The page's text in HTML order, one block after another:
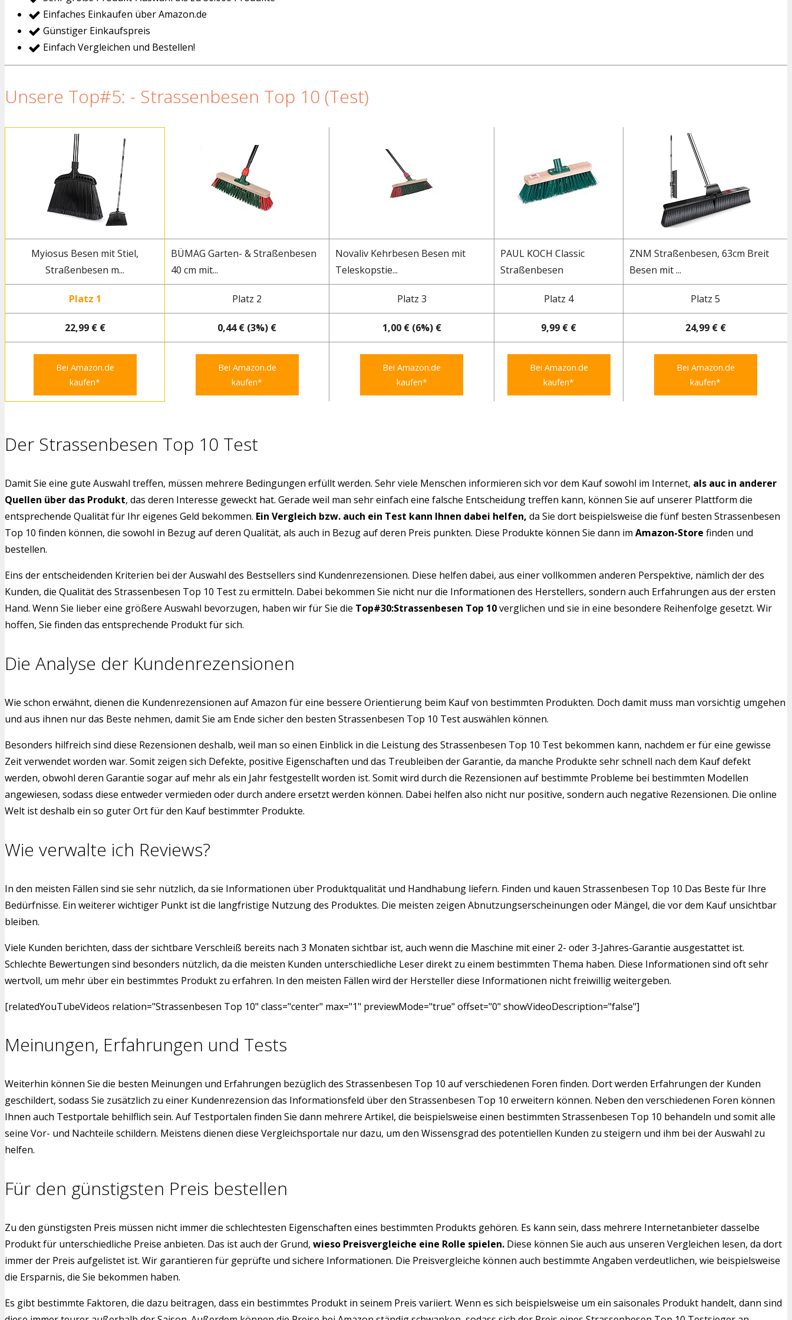
Einfaches Einkaufen über Amazon.de
Günstiger Einkaufspreis
Einfach Vergleichen und Bestellen!
Unsere Top#5: - Strassenbesen Top 10 (Test)
Myiosus Besen mit Stiel,
Straßenbesen m...
BÜMAG Garten- & Straßenbesen
40 cm mit...
Novaliv Kehrbesen Besen mit
Teleskopstie...
PAUL KOCH Classic
Straßenbesen
ZNM Straßenbesen, 63cm Breit
Besen mit ...
Platz 1 Platz 2 Platz 3 Platz 4 Platz 5
22,99 € € 0,44 € (3%) € 1,00 € (6%) € 9,99 € € 24,99 € €
Bei Amazon.de
kaufen*
Bei Amazon.de
kaufen*
Bei Amazon.de
kaufen*
Bei Amazon.de
kaufen*
Bei Amazon.de
kaufen*
Der Strassenbesen Top 10 Test
Damit Sie eine gute Auswahl treffen, müssen mehrere Bedingungen erfüllt werden. Sehr viele Menschen informieren sich vor dem Kauf sowohl im Internet, als auc in anderer
Quellen über das Produkt, das deren Interesse geweckt hat. Gerade weil man sehr einfach eine falsche Entscheidung treffen kann, können Sie auf unserer Plattform die
entsprechende Qualität für Ihr eigenes Geld bekommen. Ein Vergleich bzw. auch ein Test kann Ihnen dabei helfen, da Sie dort beispielsweise die fünf besten Strassenbesen
Top 10 finden können, die sowohl in Bezug auf deren Qualität, als auch in Bezug auf deren Preis punkten. Diese Produkte können Sie dann im Amazon-Store finden und
bestellen.
Eins der entscheidenden Kriterien bei der Auswahl des Bestsellers sind Kundenrezensionen. Diese helfen dabei, aus einer vollkommen anderen Perspektive, nämlich der des
Kunden, die Qualität des Strassenbesen Top 10 Test zu ermitteln. Dabei bekommen Sie nicht nur die Informationen des Herstellers, sondern auch Erfahrungen aus der ersten
Hand. Wenn Sie lieber eine größere Auswahl bevorzugen, haben wir für Sie die Top#30:Strassenbesen Top 10verglichen und sie in eine besondere Reihenfolge gesetzt. Wir
hoffen, Sie finden das entsprechende Produkt für sich.
Die Analyse der Kundenrezensionen
Wie schon erwähnt, dienen die Kundenrezensionen auf Amazon für eine bessere Orientierung beim Kauf von bestimmten Produkten. Doch damit muss man vorsichtig umgehen
und aus ihnen nur das Beste nehmen, damit Sie am Ende sicher den besten Strassenbesen Top 10 Test auswählen können.
Besonders hilfreich sind diese Rezensionen deshalb, weil man so einen Einblick in die Leistung des Strassenbesen Top 10 Test bekommen kann, nachdem er für eine gewisse
Zeit verwendet worden war. Somit zeigen sich Defekte, positive Eigenschaften und das Treubleiben der Garantie, da manche Produkte sehr schnell nach dem Kauf defekt
werden, obwohl deren Garantie sogar auf mehr als ein Jahr festgestellt worden ist. Somit wird durch die Rezensionen auf bestimmte Probleme bei bestimmten Modellen
angewiesen, sodass diese entweder vermieden oder durch andere ersetzt werden können. Dabei helfen also nicht nur positive, sondern auch negative Rezensionen. Die online
Welt ist deshalb ein so guter Ort für den Kauf bestimmter Produkte.
Wie verwalte ich Reviews?
In den meisten Fällen sind sie sehr nützlich, da sie Informationen über Produktqualität und Handhabung liefern. Finden und kauen Strassenbesen Top 10 Das Beste für Ihre
Bedürfnisse. Ein weiterer wichtiger Punkt ist die langfristige Nutzung des Produktes. Die meisten zeigen Abnutzungserscheinungen oder Mängel, die vor dem Kauf unsichtbar
bleiben.
Viele Kunden berichten, dass der sichtbare Verschleiß bereits nach 3 Monaten sichtbar ist, auch wenn die Maschine mit einer 2- oder 3-Jahres-Garantie ausgestattet ist.
Schlechte Bewertungen sind besonders nützlich, da die meisten Kunden unterschiedliche Leser direkt zu einem bestimmten Thema haben. Diese Informationen sind oft sehr
wertvoll, um mehr über ein bestimmtes Produkt zu erfahren. In den meisten Fällen wird der Hersteller diese Informationen nicht freiwillig weitergeben.
[relatedYouTubeVideos relation="Strassenbesen Top 10" class="center" max="1" previewMode="true" offset="0" showVideoDescription="false"]
Meinungen, Erfahrungen und Tests
Weiterhin können Sie die besten Meinungen und Erfahrungen bezüglich des Strassenbesen Top 10 auf verschiedenen Foren finden. Dort werden Erfahrungen der Kunden
geschildert, sodass Sie zusätzlich zu einer Kundenrezension das Informationsfeld über den Strassenbesen Top 10 erweitern können. Neben den verschiedenen Foren können
Ihnen auch Testportale behilflich sein. Auf Testportalen finden Sie dann mehrere Artikel, die beispielsweise einen bestimmten Strassenbesen Top 10 behandeln und somit alle
seine Vor- und Nachteile schildern. Meistens dienen diese Vergleichsportale nur dazu, um den Wissensgrad des potentiellen Kunden zu steigern und ihm bei der Auswahl zu
helfen.
Für den günstigsten Preis bestellen
Zu den günstigsten Preis müssen nicht immer die schlechtesten Eigenschaften eines bestimmten Produkts gehören. Es kann sein, dass mehrere Internetanbieter dasselbe
Produkt für unterschiedliche Preise anbieten. Das ist auch der Grund, wieso Preisvergleiche eine Rolle spielen. Diese können Sie auch aus unseren Vergleichen lesen, da dort
immer der Preis aufgelistet ist. Wir garantieren für geprüfte und sichere Informationen. Die Preisvergleiche können auch bestimmte Angaben verdeutlichen, wie beispielsweise
die Ersparnis, die Sie bekommen haben.
Es gibt bestimmte Faktoren, die dazu beitragen, dass ein bestimmtes Produkt in seinem Preis variiert. Wenn es sich beispielsweise um ein saisonales Produkt handelt, dann sind